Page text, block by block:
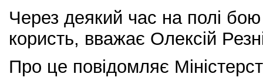
Через деякий час на полі
користь, вважає Олексій
Про це повідомляє